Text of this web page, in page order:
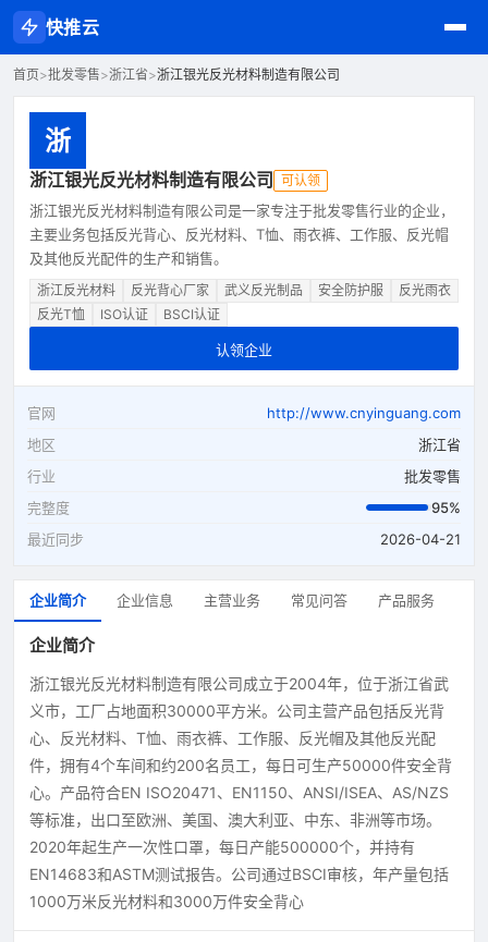
快推云
首页>批发零售>浙江省>浙江银光反光材料制造有限公司
浙
浙江银光反光材料制造有限公司 可认领
浙江银光反光材料制造有限公司是一家专注于批发零售行业的企业，
主要业务包括反光背心、反光材料、T恤、雨衣裤、工作服、反光帽
及其他反光配件的生产和销售。
浙江反光材料 反光背心厂家 武义反光制品 安全防护服
反光雨衣
反光T恤
ISO认证 BSCI认证
认领企业
官网
http://www.cnyinguang.com
地区
浙江省
行业
批发零售
完整度
95%
最近同步
2026-04-21
企业简介 企业信息 主营业务 常见问答 产品服务
企业简介
浙江银光反光材料制造有限公司成立于2004年，位于浙江省武
义市，工厂占地面积30000平方米。公司主营产品包括反光背
心、反光材料、T恤、雨衣裤、工作服、反光帽及其他反光配
件，拥有4个车间和约200名员工，每日可生产50000件安全背
心。产品符合EN ISO20471、EN1150、ANSI/ISEA、AS/NZS
等标准，出口至欧洲、美国、澳大利亚、中东、非洲等市场。
2020年起生产一次性口罩，每日产能500000个，并持有
EN14683和ASTM测试报告。公司通过BSCI审核，年产量包括
1000万米反光材料和3000万件安全背心